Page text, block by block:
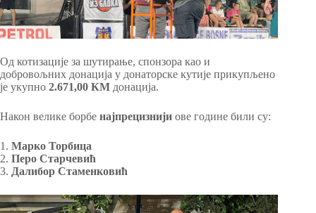
Од котизације за шутирање, спонзора као и
добровољних донација у донаторске кутије прикупљено
је укупно 2.671,00 КМ донација.
Након велике борбе најпрецизнији ове године били су:
1. Марко Торбица
2. Перо Старчевић
3. Далибор Стаменковић